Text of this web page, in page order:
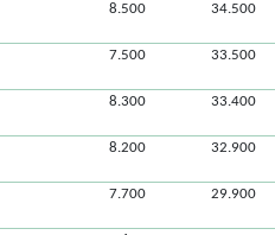
8.500 34.500
7.500 33.500
8.300 33.400
8.200 32.900
7.700 29.900